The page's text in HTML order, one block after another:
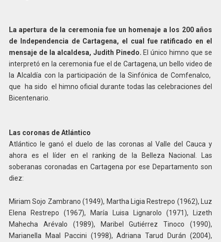
La apertura de la ceremonia fue un homenaje a los 200 años
de Independencia de Cartagena, el cual fue ratificado en el
mensaje de la alcaldesa, Judith Pinedo. El único himno que se
interpretó en la ceremonia fue el de Cartagena, un bello video de
la Alcaldía con la participación de la Sinfónica de Comfenalco,
que ha sido el himno oficial durante todas las celebraciones del
Bicentenario.
Las coronas de Atlántico
Atlántico le ganó el duelo de las coronas al Valle del Cauca y
ahora es el líder en el ranking de la Belleza Nacional. Las
soberanas coronadas en Cartagena por ese Departamento son
diez:
Miriam Sojo Zambrano (1949), Martha Ligia Restrepo (1962), Luz
Elena Restrepo (1967), María Luisa Lignarolo (1971), Lizeth
Mahecha Arévalo (1989), Maribel Gutiérrez Tinoco (1990),
Marianella Maal Paccini (1998), Adriana Tarud Durán (2004),